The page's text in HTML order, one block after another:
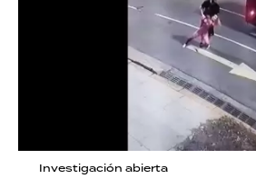
Investigación abierta